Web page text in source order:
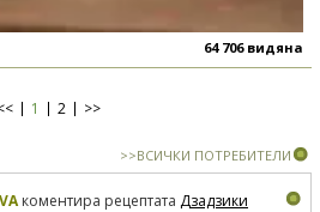
64 706 видяна
1 2 >>
>>ВСИЧКИ ПОТРЕБИТЕЛИ
коментира рецептата Дзадзики